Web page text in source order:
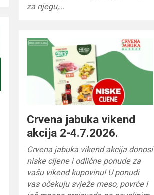
za njegu,…
Crvena jabuka vikend
akcija 2-4.7.2026.
Crvena jabuka vikend akcija donosi
niske cijene i odlične ponude za
vašu vikend kupovinu! U ponudi
vas očekuju svježe meso, povrće i